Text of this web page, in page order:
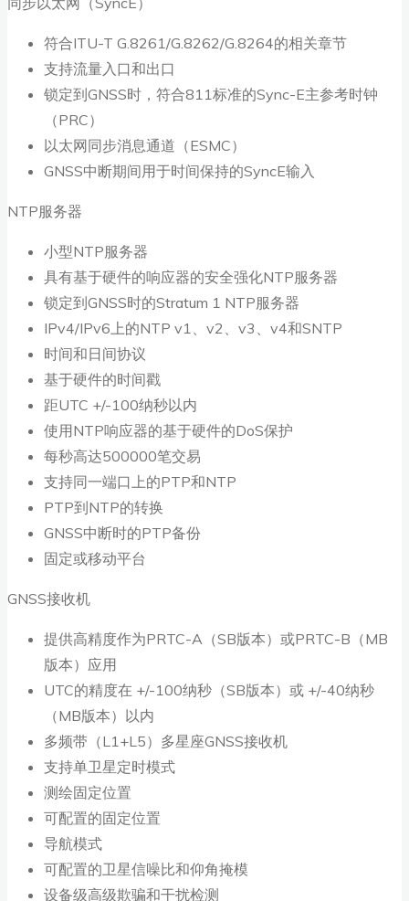
符合ITU-T G.8261/G.8262/G.8264的相关章节
支持流量入口和出口
锁定到GNSS时，符合811标准的Sync-E主参考时钟
（PRC）
以太网同步消息通道（ESMC）
GNSS中断期间用于时间保持的SyncE输入
NTP服务器
小型NTP服务器
具有基于硬件的响应器的安全强化NTP服务器
锁定到GNSS时的Stratum 1 NTP服务器
IPv4/IPv6上的NTP v1、v2、v3、v4和SNTP
时间和日间协议
基于硬件的时间戳
距UTC +/-100纳秒以内
使用NTP响应器的基于硬件的DoS保护
每秒高达500000笔交易
支持同一端口上的PTP和NTP
PTP到NTP的转换
GNSS中断时的PTP备份
固定或移动平台
GNSS接收机
提供高精度作为PRTC-A（SB版本）或PRTC-B（MB
版本）应用
UTC的精度在 +/-100纳秒（SB版本）或 +/-40纳秒
（MB版本）以内
多频带（L1+L5）多星座GNSS接收机
支持单卫星定时模式
测绘固定位置
可配置的固定位置
导航模式
可配置的卫星信噪比和仰角掩模
设备级高级欺骗和干扰检测